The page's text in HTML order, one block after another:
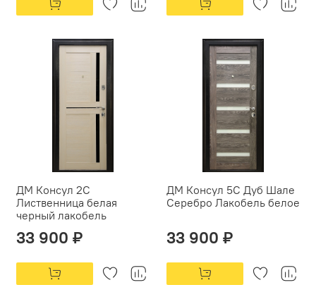
ДМ Консул 2С
Лиственница белая
черный лакобель
33 900 ₽
ДМ Консул 5С Дуб Шале
Серебро Лакобель белое
33 900 ₽